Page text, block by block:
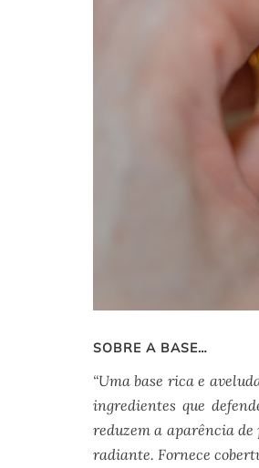
SOBRE A BASE…
“Uma base rica e
ingredientes que
reduzem a aparência
radiante. Fornece